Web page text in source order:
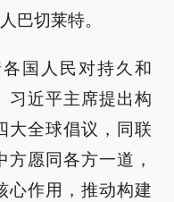
巴切莱特。
国人民对持久和
习近平主席提出构
大全球倡议，同联
愿同各方一道，
心作用，推动构建